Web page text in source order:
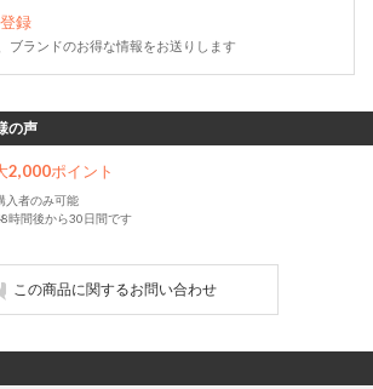
録
ブランドのお得な情報をお送りします
の声
2,000ポイント
入者のみ可能
時間後から30日間です
この商品に関するお問い合わせ